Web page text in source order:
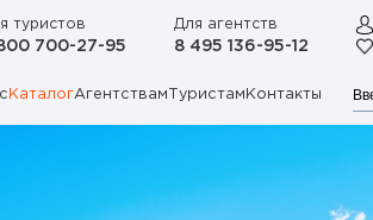
туристов
700-27-95
Для агентств
8 495 136-95-12
КаталогАгентствам Туристам Контакты